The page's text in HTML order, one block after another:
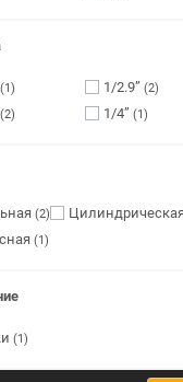
(1) 1/2.9”(2)
(2) 1/4”(1)
(2)
(1)
(1)